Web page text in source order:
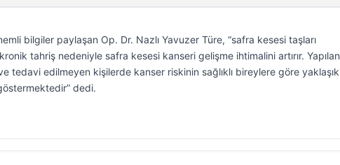
bilgiler paylaşan Op. Dr. Nazlı Yavuzer Türe, “safra kesesi taşları
tahriş nedeniyle safra kesesi kanseri gelişme ihtimalini artırır. Yapılan
tedavi edilmeyen kişilerde kanser riskinin sağlıklı bireylere göre yaklaşık
dedi.